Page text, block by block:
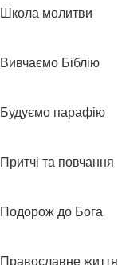
Школа молитви
Вивчаємо Біблію
Будуємо парафію
Притчі та повчання
Подорож до Бога